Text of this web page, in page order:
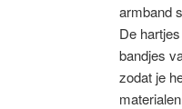
armband
De
bandjes
zodat je